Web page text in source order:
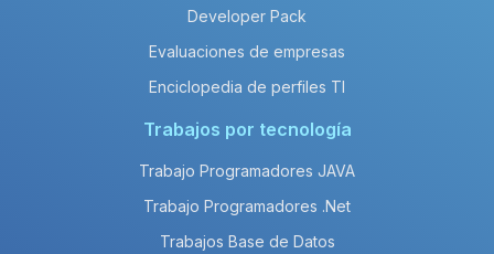
Developer Pack
Evaluaciones de empresas
Enciclopedia de perfiles TI
Trabajos por tecnología
Trabajo Programadores JAVA
Trabajo Programadores .Net
Trabajos Base de Datos